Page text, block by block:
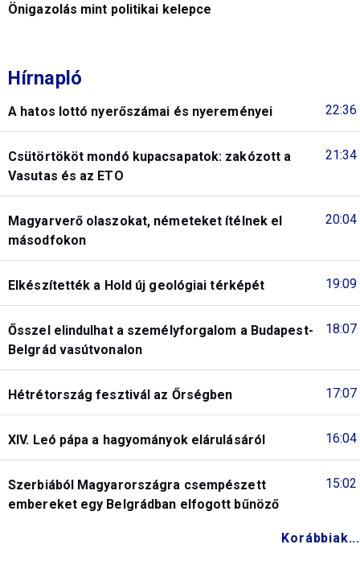
Önigazolás mint politikai kelepce
Hírnapló
22:36
A hatos lottó nyerőszámai és nyereményei
21:34
Csütörtököt mondó kupacsapatok: zakózott a
Vasutas és az ETO
20:04
Magyarverő olaszokat, németeket ítélnek el
másodfokon
19:09
Elkészítették a Hold új geológiai térképét
18:07
Ősszel elindulhat a személyforgalom a Budapest-
Belgrád vasútvonalon
17:07
Hétrétország fesztivál az Őrségben
16:04
XIV. Leó pápa a hagyományok elárulásáról
15:02
Szerbiából Magyarországra csempészett
embereket egy Belgrádban elfogott bűnöző
Korábbiak...